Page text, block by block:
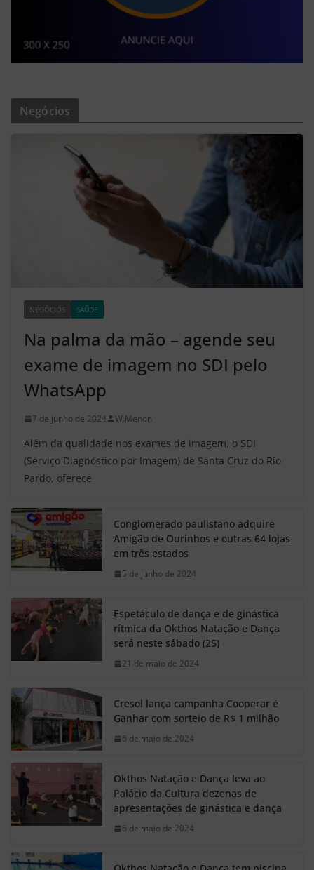
Negócios
NEGÓCIOS SAÚDE
Na palma da mão – agende seu
exame de imagem no SDI pelo
WhatsApp
7 de junho de 2024 W.Menon
Além da qualidade nos exames de imagem, o SDI
(Serviço Diagnóstico por Imagem) de Santa Cruz do Rio
Pardo, oferece
Conglomerado paulistano adquire
Amigão de Ourinhos e outras 64 lojas
em três estados
5 de junho de 2024
Espetáculo de dança e de ginástica
rítmica da Okthos Natação e Dança
será neste sábado (25)
21 de maio de 2024
Cresol lança campanha Cooperar é
Ganhar com sorteio de R$ 1 milhão
6 de maio de 2024
Okthos Natação e Dança leva ao
Palácio da Cultura dezenas de
apresentações de ginástica e dança
6 de maio de 2024